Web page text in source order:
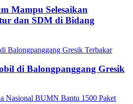
Mampu Selesaikan
dan SDM di Bidang
di Balongpanggang Gresik